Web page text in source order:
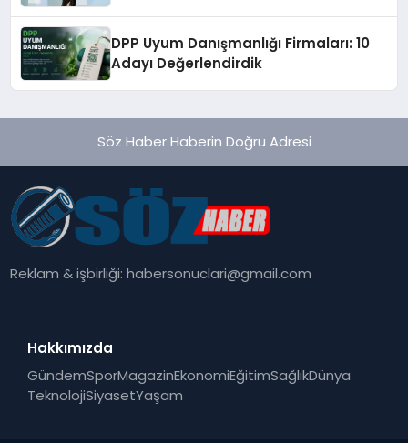
DPP Uyum Danışmanlığı Firmaları: 10
Adayı Değerlendirdik
Söz Haber Haberin Doğru Adresi
Reklam & işbirliği:habersonuclari@gmail.com
Hakkımızda
GündemSporMagazinEkonomiEğitimSağlıkDünya
TeknolojiSiyasetYaşam